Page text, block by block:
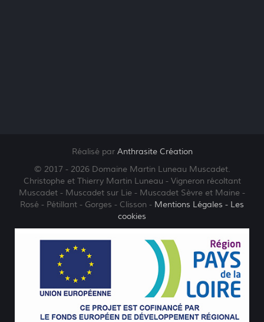
Réalisé par Anthrasite Création
© 2017 - 2026 Domaine Martin Luneau Muscadet.
Christophe et Thierry Martin Luneau - Vigneron récoltant
Muscadet - Muscadet sur Lie - Muscadet Sèvre et Maine -
Rosé - Pétillant - Gorges - Clisson - Mentions Légales - Les
cookies